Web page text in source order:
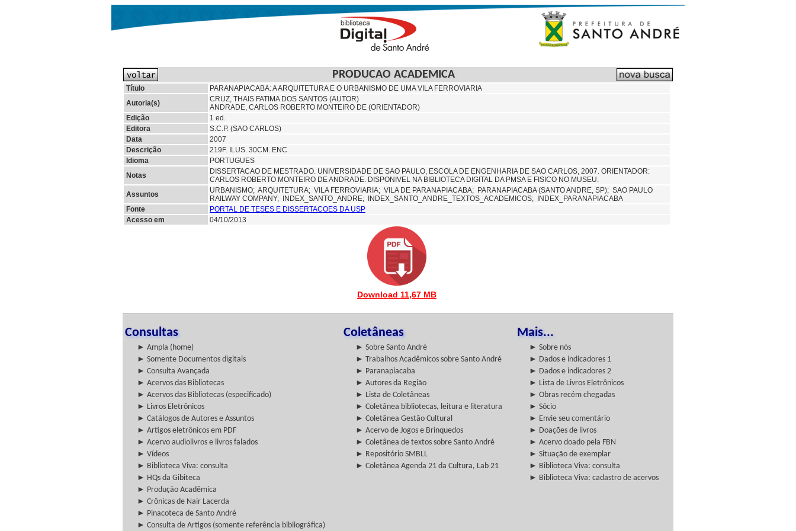
PRODUCAO ACADEMICA
Título
PARANAPIACABA: A ARQUITETURA E O URBANISMO DE UMA VILA FERROVIARIA
Autoria(s)
CRUZ, THAIS FATIMA DOS SANTOS (AUTOR)
ANDRADE, CARLOS ROBERTO MONTEIRO DE (ORIENTADOR)
Edição
1 ed.
Editora
S.C.P. (SAO CARLOS)
Data
2007
Descrição
219F. ILUS. 30CM. ENC
Idioma
PORTUGUES
Notas
DISSERTACAO DE MESTRADO. UNIVERSIDADE DE SAO PAULO, ESCOLA DE ENGENHARIA DE SAO CARLOS, 2007. ORIENTADOR:
CARLOS ROBERTO MONTEIRO DE ANDRADE. DISPONIVEL NA BIBLIOTECA DIGITAL DA PMSA E FISICO NO MUSEU.
Assuntos
URBANISMO; ARQUITETURA; VILA FERROVIARIA; VILA DE PARANAPIACABA; PARANAPIACABA (SANTO ANDRE, SP); SAO PAULO
RAILWAY COMPANY;
INDEX_SANTO_ANDRE;
INDEX_SANTO_ANDRE_TEXTOS_ACADEMICOS; INDEX_PARANAPIACABA
Fonte
PORTAL DE TESES E DISSERTACOES DA USP
Acesso em
04/10/2013
Download 11,67 MB
Consultas Coletâneas Mais...
► Ampla (home) ► Sobre Santo André
► Sobre nós
► Somente Documentos digitais
► Trabalhos Acadêmicos sobre Santo André
► Dados e indicadores 1
► Consulta Avançada
► Paranapiacaba
► Dados e indicadores 2
► Acervos das Bibliotecas
► Autores da Região
► Lista de Livros Eletrônicos
► Acervos das Bibliotecas (especificado)
► Lista de Coletâneas
► Obras recém chegadas
► Livros Eletrônicos
► Coletânea bibliotecas, leitura e literatura
► Sócio
► Catálogos de Autores e Assuntos
► Coletânea Gestão Cultural
► Envie seu comentário
► Artigos eletrônicos em PDF
► Acervo de Jogos e Brinquedos
► Doações de livros
► Acervo audiolivros e livros falados
► Coletânea de textos sobre Santo André
► Acervo doado pela FBN
► Vídeos
► Repositório SMBLL
► Situação de exemplar
► Biblioteca Viva: consulta
► Coletânea Agenda 21 da Cultura, Lab 21
► Biblioteca Viva: consulta
► HQs da Gibiteca
► Biblioteca Viva: cadastro de acervos
► Produção Acadêmica
► Crônicas de Nair Lacerda
► Pinacoteca de Santo André
► Consulta de Artigos (somente referência bibliográfica)